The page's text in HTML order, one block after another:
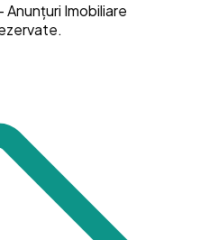
Imobiliare